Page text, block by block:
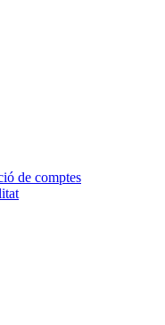
de comptes